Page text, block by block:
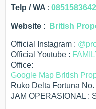
Telp / WA :
Website : British
Official Instagram :
Official Youtube :
Office:
Google Map British
Ruko Delta Fortuna
JAM OPERASIONAL :